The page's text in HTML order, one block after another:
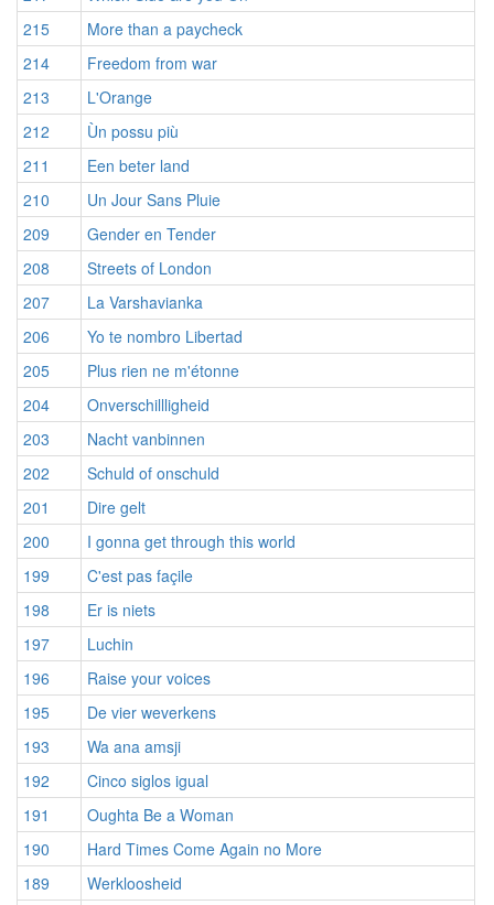
215
More than a paycheck
214
Freedom from war
213
L'Orange
212
Ùn possu più
211
Een beter land
210
Un Jour Sans Pluie
209
Gender en Tender
208
Streets of London
207
La Varshavianka
206
Yo te nombro Libertad
205
Plus rien ne m'étonne
204
Onverschillligheid
203
Nacht vanbinnen
202
Schuld of onschuld
201
Dire gelt
200
I gonna get through this world
199
C'est pas façile
198
Er is niets
197
Luchin
196
Raise your voices
195
De vier weverkens
193
Wa ana amsji
192
Cinco siglos igual
191
Oughta Be a Woman
190
Hard Times Come Again no More
189
Werkloosheid